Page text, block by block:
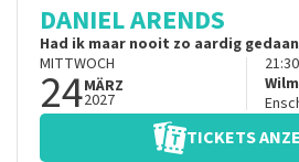
DANIEL ARENDS
Had ik maar nooit zo aardig gedaan
MITTWOCH
24MÄRZ
2027
21:30
TICKETS